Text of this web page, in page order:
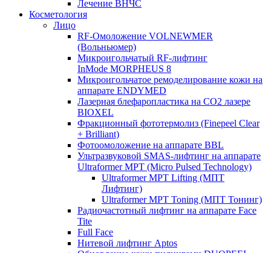
Лечение ВНЧС
Косметология
Лицо
RF-Омоложение VOLNEWMER
(Вольньюмер)
Микроигольчатый RF-лифтинг
InMode MORPHEUS 8
Микроигольчатое ремоделирование кожи на
аппарате ENDYMED
Лазерная блефаропластика на CO2 лазере
BIOXEL
Фракционный фототермолиз (Finepeel Clear
+ Brilliant)
Фотоомоложение на аппарате BBL
Ультразвуковой SMAS-лифтинг на аппарате
Ultraformer MPT (Micro Pulsed Technology)
Ultraformer MPT Lifting (МПТ
Лифтинг)
Ultraformer MPT Toning (МПТ Тонинг)
Радиочастотный лифтинг на аппарате Face
Tite
Full Face
Нитевой лифтинг Aptos